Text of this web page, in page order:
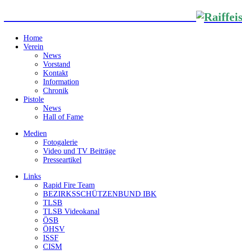
Home
Verein
News
Vorstand
Kontakt
Information
Chronik
Pistole
News
Hall of Fame
Medien
Fotogalerie
Video und TV Beiträge
Presseartikel
Links
Rapid Fire Team
BEZIRKSSCHÜTZENBUND IBK
TLSB
TLSB Videokanal
ÖSB
ÖHSV
ISSF
CISM